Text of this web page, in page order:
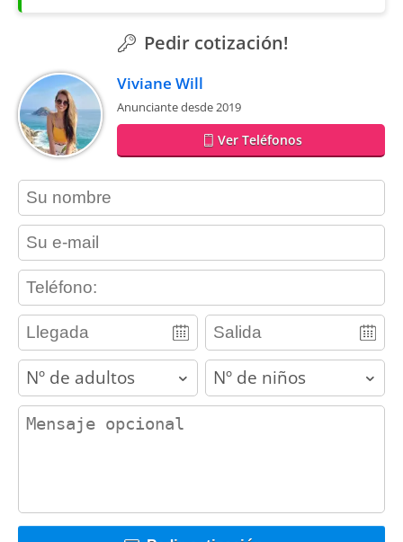
Pedir cotización!
Viviane Will
Anunciante desde 2019
Ver Teléfonos
contact_name
contact_email
contact_phone
adults children
contact_message